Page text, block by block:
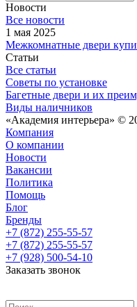
Новости
Все новости
1 мая 2025
Межкомнатные двери
Статьи
Все статьи
Советы по установке
Багетные двери и их
Виды наличников
«Академия интерьера» ©
Компания
О компании
Новости
Вакансии
Политика
Помощь
Блог
Бренды
+7 (872) 255-55-57
+7 (872) 255-55-57
+7 (928) 500-54-10
Заказать звонок